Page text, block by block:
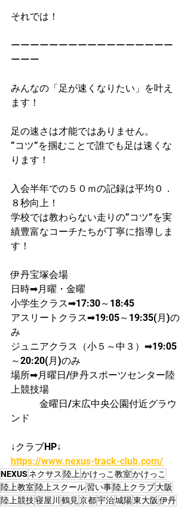
それでは！
ーーーーーーーーーーーーーーーーー
ーーー
みんなの「足が速くなりたい」を叶え
ます！
足の速さは才能ではありません。
”コツ”を掴むことで誰でも足は速くな
ります！
入会半年での５０ｍの記録は平均０．
８秒向上！
学校では教わらない走りの”コツ”を実
績豊富なコーチたちが丁寧に指導しま
す！
伊丹宝塚会場
日時➡月曜・金曜
​小学生クラス➡17:30～18:45
アスリートクラス➡19:05～19:35(月)の
み
ジュニアクラス（小５～中３）➡19:05
～20:20(月)のみ
場所➡月曜日/伊丹スポーツセンター陸
上競技場
金曜日/末広中央公園付近グラウ
ンド
↓クラブHP↓
https://www.nexus-track-club.com/
NEXUS ネクサス 陸上かけっこ教室かけっこ
陸上教室 陸上スクール習い事陸上クラブ大阪
陸上競技寝屋川 鶴見京都宇治城陽東大阪 伊丹